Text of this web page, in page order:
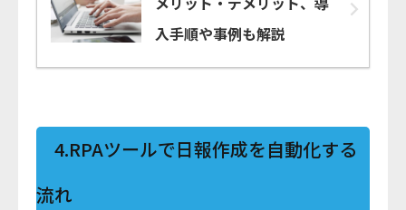
入手順や事例も解説
4.RPAツールで日報作成を自動化する
流れ